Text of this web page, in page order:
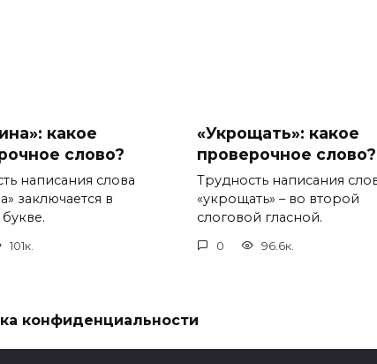
какое
слово?
написания слова
заключается в
101к.
«Укрощать»: какое
проверочное слово?
Трудность написания
«укрощать» – во второй
слоговой гласной.
0 96.6к.
конфиденциальности